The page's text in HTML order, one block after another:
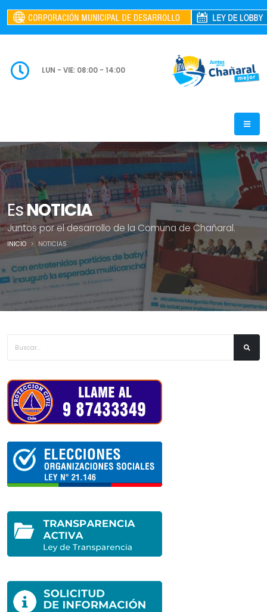
LUN - VIE: 08:00 - 14:00
EsNOTICIA
Juntos por el desarrollo de la Comuna de Chañaral.
INICIO NOTICIAS